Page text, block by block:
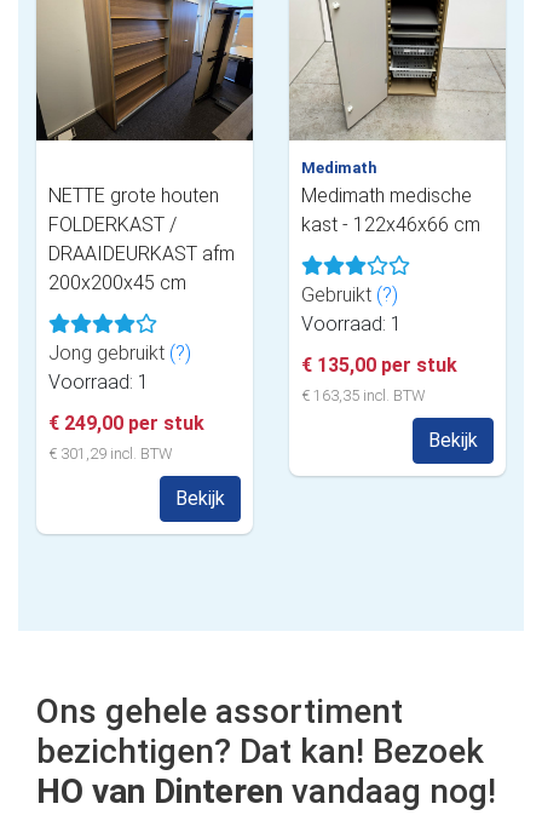
NETTE grote houten
FOLDERKAST /
DRAAIDEURKAST afm
200x200x45 cm
Jong gebruikt (?)
Voorraad: 1
€ 249,00 per stuk
€ 301,29 incl. BTW
Bekijk
Medimath
Medimath medische
kast - 122x46x66 cm
Gebruikt (?)
Voorraad: 1
€ 135,00 per stuk
€ 163,35 incl. BTW
Bekijk
Ons gehele assortiment
bezichtigen? Dat kan! Bezoek
HO van Dinteren vandaag nog!